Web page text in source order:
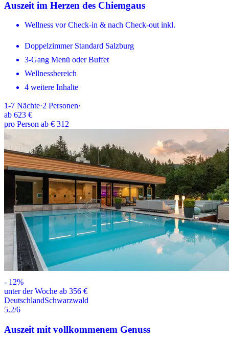
Auszeit im Herzen des Chiemgaus
Wellness vor Check-in & nach Check-out inkl.
Doppelzimmer Standard Salzburg
3-Gang Menü oder Buffet
Wellnessbereich
4 weitere Inhalte
1-7 Nächte·2 Personen·
ab 623 €
pro Person ab € 312
- 12%
unter der Woche ab 356 €
DeutschlandSchwarzwald
5.2/6
Auszeit mit vollkommenem Genuss